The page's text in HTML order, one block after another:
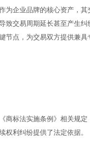
为企业品牌的核心资产，
致交易周期延长甚至产生
节点，为交易双方提供兼具
商标法实施条例》相关规
权利纠纷提供了法定依据。